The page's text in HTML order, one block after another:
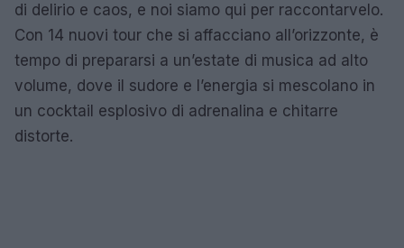
di delirio e caos, e noi siamo qui per raccontarvelo.
Con 14 nuovi tour che si affacciano all’orizzonte, è
tempo di prepararsi a un’estate di musica ad alto
volume, dove il sudore e l’energia si mescolano in
un cocktail esplosivo di adrenalina e chitarre
distorte.